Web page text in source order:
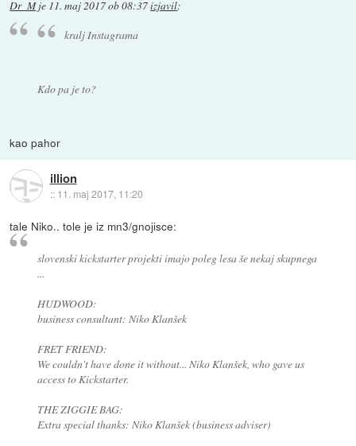
Dr_Mje 11. maj 2017 ob 08:37izjavil:
kralj Instagrama
Kdo pa je to?
kao pahor
illion
:: 11. maj 2017, 11:20
tale Niko.. tole je iz mn3/gnojisce:
slovenski kickstarter projekti imajo poleg lesa še nekaj skupnega
...
HUDWOOD:
business consultant: Niko Klanšek
FRET FRIEND:
We couldn't have done it without... Niko Klanšek, who gave us
access to Kickstarter.
THE ZIGGIE BAG:
Extra special thanks: Niko Klanšek (business adviser)